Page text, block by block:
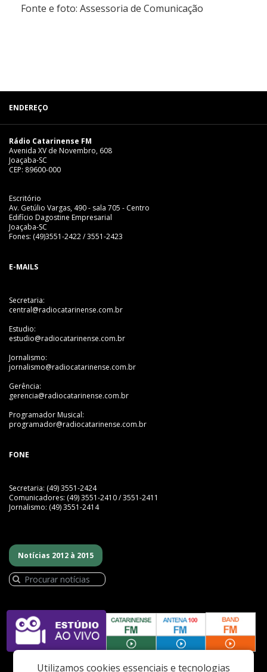
Fonte e foto: Assessoria de Comunicação
ENDEREÇO
Rádio Catarinense FM
Avenida XV de Novembro, 608
Joaçaba-SC
CEP: 89600-000
Escritório
Av. Getúlio Vargas, 490 - sala 705 - Centro
Edifício Dagostine Empresarial
Joaçaba-SC
Fones: (49)3551-2422 / 3551-2423
E-MAILS
Secretaria:
central@radiocatarinense.com.br
Estudio:
estudio@radiocatarinense.com.br
Jornalismo:
jornalismo@radiocatarinense.com.br
Gerência:
gerencia@radiocatarinense.com.br
Programador Musical:
programador@radiocatarinense.com.br
FONE
Secretaria: (49) 3551-2424
Comunicadores: (49) 3551-2410 / 3551-2411
Jornalismo: (49) 3551-2414
Notícias 2012 à 2015
Utilizamos cookies essenciais e tecnologias